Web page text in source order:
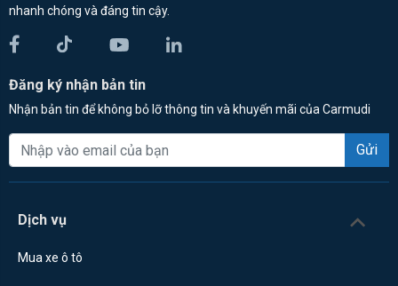
nhanh chóng và đáng tin cậy.
Đăng ký nhận bản tin
Nhận bản tin để không bỏ lỡ thông tin và khuyến mãi của Carmudi
Gửi
Dịch vụ
Mua xe ô tô